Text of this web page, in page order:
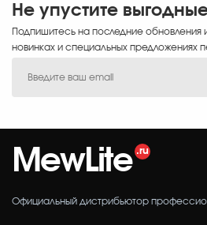
Не упустите
Подпишитесь на последние обновления
новинках и специальных предложениях
MewLite
Официальный дистрибьютор